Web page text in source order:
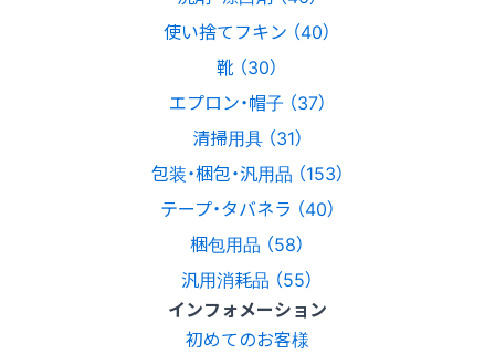
使い捨てフキン （40）
靴 （30）
エプロン・帽子 （37）
清掃用具 （31）
包装・梱包・汎用品 （153）
テープ・タバネラ （40）
梱包用品 （58）
汎用消耗品 （55）
インフォメーション
初めてのお客様